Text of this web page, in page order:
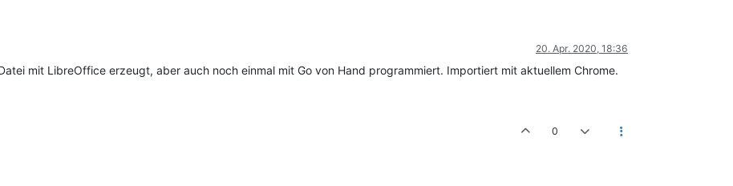
20. Apr. 2020, 18:36
mit LibreOffice erzeugt, aber auch noch einmal mit Go von Hand programmiert. Importiert mit aktuellem Chrome.
0